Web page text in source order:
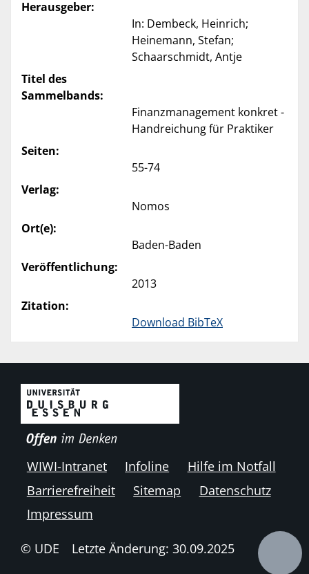
Herausgeber:
In: Dembeck, Heinrich;
Heinemann, Stefan;
Schaarschmidt, Antje
Titel des
Sammelbands:
Finanzmanagement konkret -
Handreichung für Praktiker
Seiten:
55-74
Verlag:
Nomos
Ort(e):
Baden-Baden
Veröffentlichung:
2013
Zitation:
Download BibTeX
WIWI-Intranet Infoline
Hilfe im Notfall
Barrierefreiheit
Sitemap
Datenschutz
Impressum
© UDE Letzte Änderung: 30.09.2025